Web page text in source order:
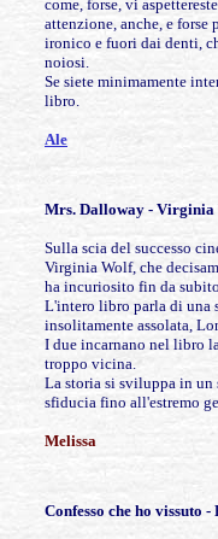
come, forse, vi
attenzione, anche, e
ironico e fuori dai denti,
noiosi.
Se siete minimamente
libro.
Ale
Mrs. Dalloway - Virginia
Sulla scia del successo
Virginia Wolf, che
ha incuriosito fin da
L'intero libro parla di una
insolitamente assolata,
I due incarnano nel libro
troppo vicina.
La storia si sviluppa in un
sfiducia fino all'estremo
Melissa
Confesso che ho vissuto -